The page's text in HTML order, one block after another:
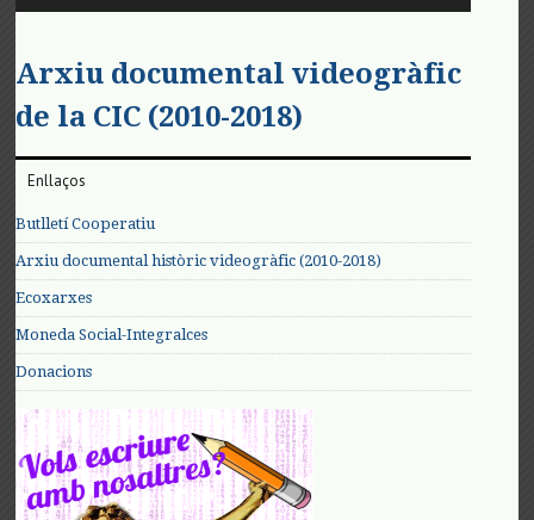
Arxiu documental videogràfic
de la CIC (2010-2018)
Enllaços
Butlletí Cooperatiu
Arxiu documental històric videogràfic (2010-2018)
Ecoxarxes
Moneda Social-Integralces
Donacions